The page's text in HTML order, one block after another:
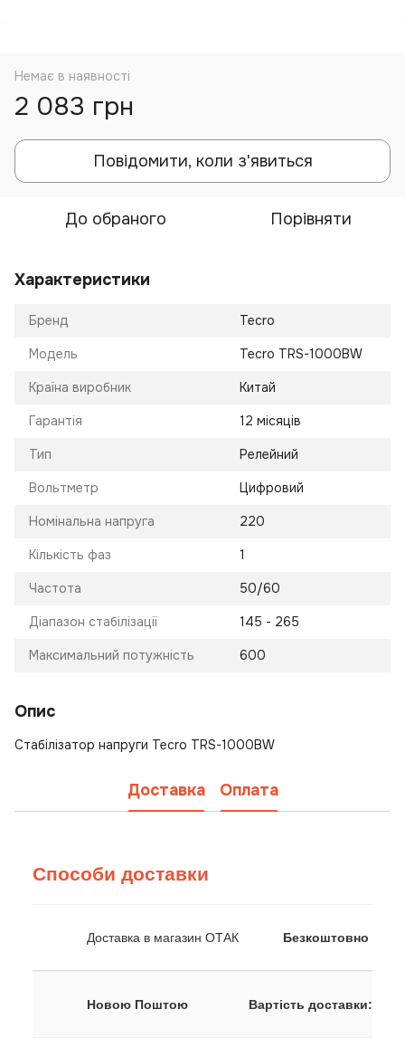
Немає в наявності
2 083 грн
Повідомити, коли з'явиться
До обраного Порівняти
Характеристики
Бренд Tecro
Модель Tecro TRS-1000BW
Країна виробник Китай
Гарантія 12 місяців
Тип Релейний
Вольтметр Цифровий
Номінальна напруга 220
Кількість фаз 1
Частота 50/60
Діапазон стабілізації 145 - 265
Максимальний потужність 600
Опис
Стабілізатор напруги Tecro TRS-1000BW
Доставка Оплата
Способи доставки
Доставка в магазин ОТАК Безкоштовно
Новою Поштою Вартість доставки: